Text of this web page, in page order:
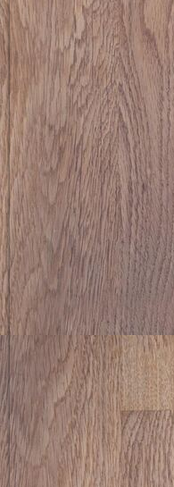
picture-2600 (19)